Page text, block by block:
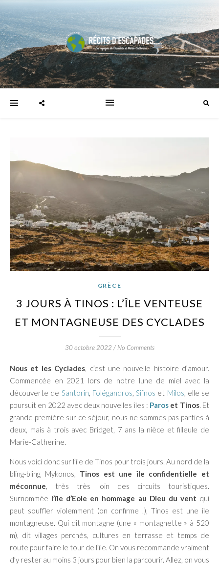
GRÈCE
3 JOURS À TINOS : L’ÎLE VENTEUSE
ET MONTAGNEUSE DES CYCLADES
30 octobre 2022 / No Comments
Nous et les Cyclades, c’est une nouvelle histoire d’amour.
Commencée en 2021 lors de notre lune de miel avec la
découverte de Santorin, Folégandros, Sifnos et Milos, elle se
poursuit en 2022 avec deux nouvelles îles : Paros et Tinos. Et
grande première sur ce séjour, nous ne sommes pas parties à
deux, mais à trois avec Bridget, 7 ans la nièce et filleule de
Marie-Catherine.
Nous voici donc sur l’île de Tinos pour trois jours. Au nord de la
bling-bling Mykonos, Tinos est une île confidentielle et
méconnue, très très loin des circuits touristiques.
Surnommée l’île d’Eole en hommage au Dieu du vent qui
peut souffler violemment (on confirme !), Tinos est une île
montagneuse. Qui dit montagne (une « montagnette » à 520
m), dit villages perchés, cultures en terrasse et temps de
route pour faire le tour de l’île. On vous recommande vraiment
d’y rester au moins 3 jours pour bien la parcourir. Allez, on vous